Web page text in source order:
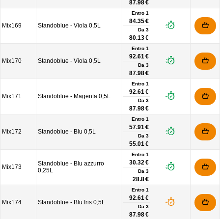
87.98 €
Mix169 Standoblue - Viola 0,5L
Entro 1
84.35 €
Da 3
80.13 €
Mix170 Standoblue - Viola 0,5L
Entro 1
92.61 €
Da 3
87.98 €
Mix171 Standoblue - Magenta 0,5L
Entro 1
92.61 €
Da 3
87.98 €
Mix172 Standoblue - Blu 0,5L
Entro 1
57.91 €
Da 3
55.01 €
Mix173
Standoblue - Blu azzurro
0,25L
Entro 1
30.32 €
Da 3
28.8 €
Mix174 Standoblue - Blu Iris 0,5L
Entro 1
92.61 €
Da 3
87.98 €